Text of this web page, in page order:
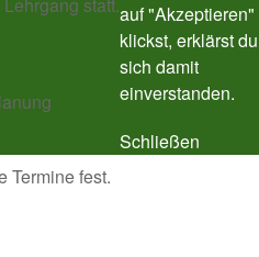
Termine fest.
auf "Akzeptieren"
klickst, erklärst du
sich damit
einverstanden.
Schließen